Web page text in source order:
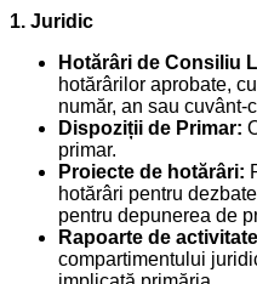
1. Juridic
Hotărâri de Consiliu
hotărârilor aprobate,
număr, an sau cuvânt-
Dispoziții de Primar:
primar.
Proiecte de hotărâri:
hotărâri pentru
pentru depunerea de
Rapoarte de
compartimentului